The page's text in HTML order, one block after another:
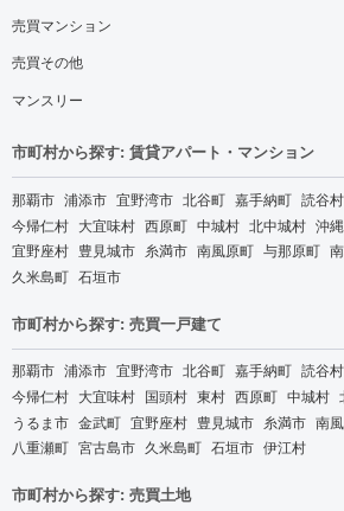
売買マンション
売買その他
マンスリー
市町村から探す: 賃貸アパート・マンション
那覇市 浦添市 宜野湾市 北谷町 嘉手納町 読谷村
今帰仁村 大宜味村 西原町 中城村 北中城村 沖
宜野座村 豊見城市 糸満市 南風原町 与那原町
久米島町 石垣市
市町村から探す: 売買一戸建て
那覇市 浦添市 宜野湾市 北谷町 嘉手納町 読谷村
今帰仁村 大宜味村 国頭村 東村 西原町 中城村
うるま市 金武町 宜野座村 豊見城市 糸満市 南
八重瀬町 宮古島市 久米島町 石垣市 伊江村
市町村から探す: 売買土地